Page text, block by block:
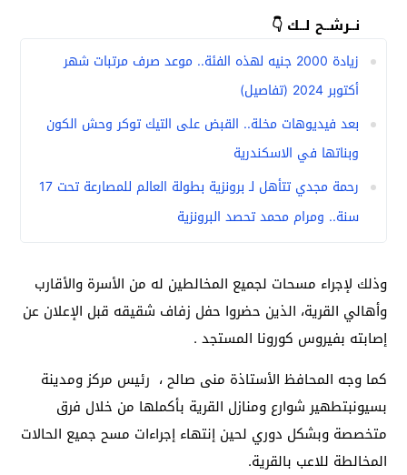
نــرشــح لــك 👇
زيادة 2000 جنيه لهذه الفئة.. موعد صرف مرتبات شهر
أكتوبر 2024 (تفاصيل)
بعد فيديوهات مخلة.. القبض على التيك توكر وحش الكون
وبناتها في الاسكندرية
رحمة مجدي تتأهل لـ برونزية بطولة العالم للمصارعة تحت 17
سنة.. ومرام محمد تحصد البرونزية
وذلك لإجراء مسحات لجميع المخالطين له من الأسرة والأقارب
وأهالي القرية، الذين حضروا حفل زفاف شقيقه قبل الإعلان عن
إصابته بفيروس كورونا المستجد .
كما وجه المحافظ الأستاذة منى صالح ، رئيس مركز ومدينة
بسيونبتطهير شوارع ومنازل القرية بأكملها من خلال فرق
متخصصة وبشكل دوري لحين إنتهاء إجراءات مسح جميع الحالات
المخالطة للاعب بالقرية.